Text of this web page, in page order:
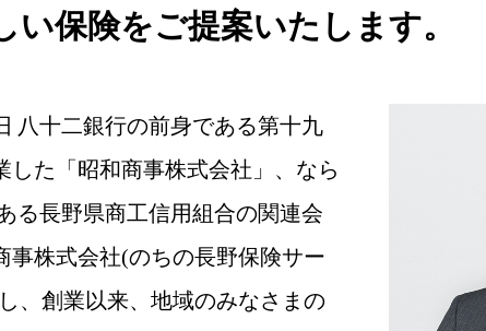
保険をご提案いたします。
八十二銀行の前身である第十九
した「昭和商事株式会社」、なら
る長野県商工信用組合の関連会
事株式会社(のちの長野保険サー
、創業以来、地域のみなさまの